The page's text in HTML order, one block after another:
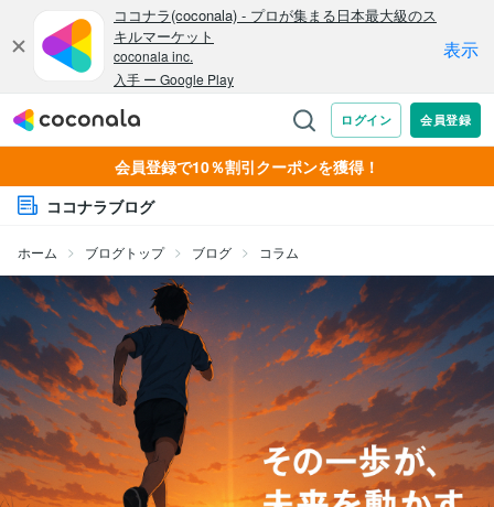
会員登録で10％割引クーポンを獲得！
ココナラブログ
ホーム ブログトップ ブログ コラム